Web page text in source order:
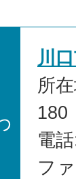
川
所
180
電
フ